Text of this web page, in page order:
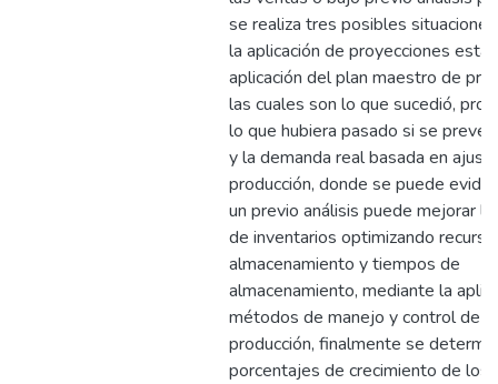
se realiza tres posibles
la aplicación de proyecciones
aplicación del plan maestro de
las cuales son lo que sucedió,
lo que hubiera pasado si se prevé
y la demanda real basada en
producción, donde se puede
un previo análisis puede mejorar
de inventarios optimizando
almacenamiento y tiempos de
almacenamiento, mediante la
métodos de manejo y control de la
producción, finalmente se
porcentajes de crecimiento de los